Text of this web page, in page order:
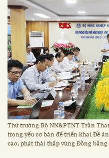
Thứ trưởng Bộ NN&PTNT Trần
trọng yếu cơ bản để triển khai Đề
cao, phát thải thấp vùng Đồng bằng